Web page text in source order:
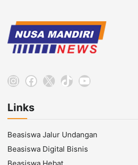
Instagram
Facebook
X TikTokYouTube
Links
Beasiswa Jalur Undangan
Beasiswa Digital Bisnis